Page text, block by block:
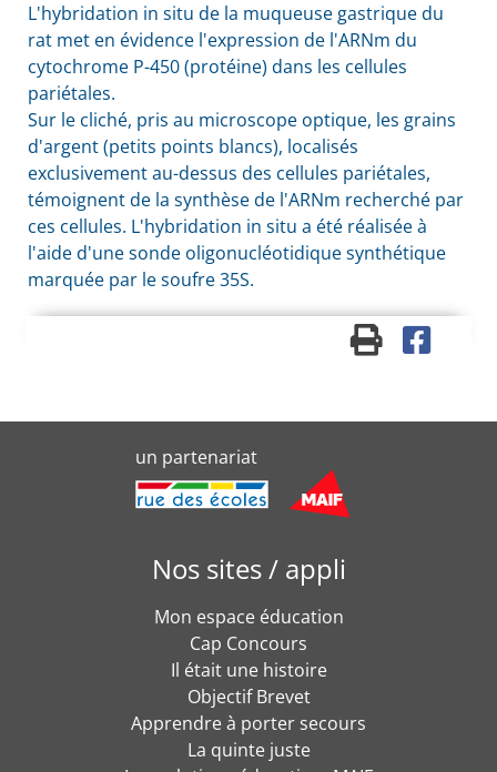
L'hybridation in situ de la muqueuse gastrique du
rat met en évidence l'expression de l'ARNm du
cytochrome P-450 (protéine) dans les cellules
pariétales.
Sur le cliché, pris au microscope optique, les grains
d'argent (petits points blancs), localisés
exclusivement au-dessus des cellules pariétales,
témoignent de la synthèse de l'ARNm recherché par
ces cellules. L'hybridation in situ a été réalisée à
l'aide d'une sonde oligonucléotidique synthétique
marquée par le soufre 35S.
un partenariat
Nos sites / appli
Mon espace éducation
Cap Concours
Il était une histoire
Objectif Brevet
Apprendre à porter secours
La quinte juste